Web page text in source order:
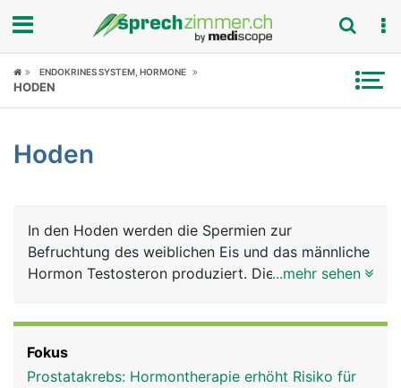
Fokus
Symptome
News
Rubriken
ENDOKRINES SYSTEM, HORMONE
HODEN
Hoden
In den Hoden werden die Spermien zur
Befruchtung des weiblichen Eis und das männliche
Hormon Testosteron produziert. Die Hoden liegen
...mehr sehen
Fokus
Prostatakrebs: Hormontherapie erhöht Risiko für